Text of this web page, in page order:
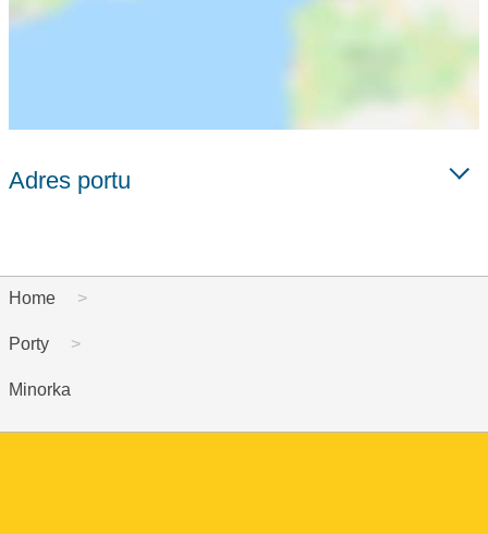
Adres portu
Home
Porty
Minorka